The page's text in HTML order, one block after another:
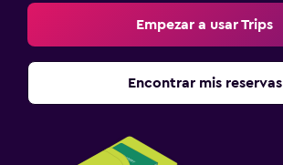
Empezar a usar Trips
Encontrar mis reservas